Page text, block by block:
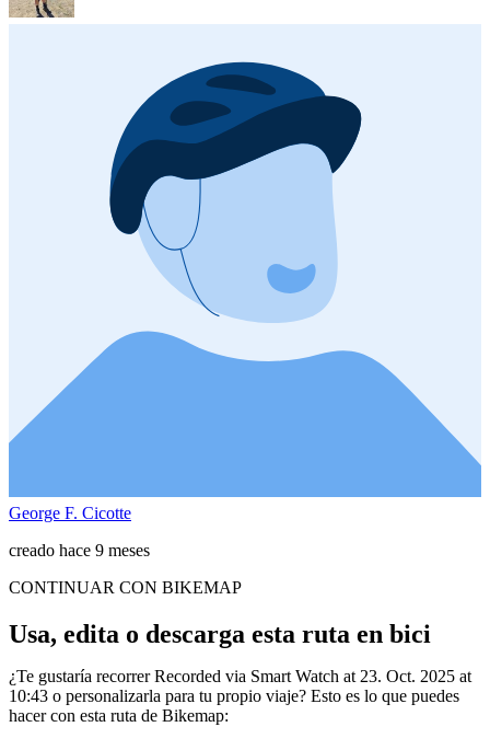
George F. Cicotte
creado hace 9 meses
CONTINUAR CON BIKEMAP
Usa, edita o descarga esta ruta en bici
¿Te gustaría recorrer Recorded via Smart Watch at 23. Oct. 2025 at
10:43 o personalizarla para tu propio viaje? Esto es lo que puedes
hacer con esta ruta de Bikemap: